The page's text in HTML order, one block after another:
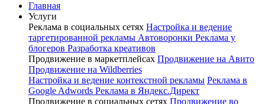
Главная
Услуги
Реклама в социальных сетях Настройка и ведение
таргетированной рекламы Автоворонки Реклама у
блогеров Разработка креативов
Продвижение в маркетплейсах Продвижение на Авито
Продвижение на Wildberries
Настройка и ведение контекстной рекламы Реклама в
Google Adwords Реклама в Яндекс.Директ
Продвижение в социальных сетях Продвижение во